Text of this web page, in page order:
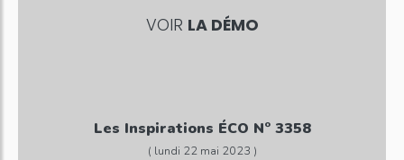
VOIR LA DÉMO
Les Inspirations ÉCO N° 3358
( lundi 22 mai 2023 )